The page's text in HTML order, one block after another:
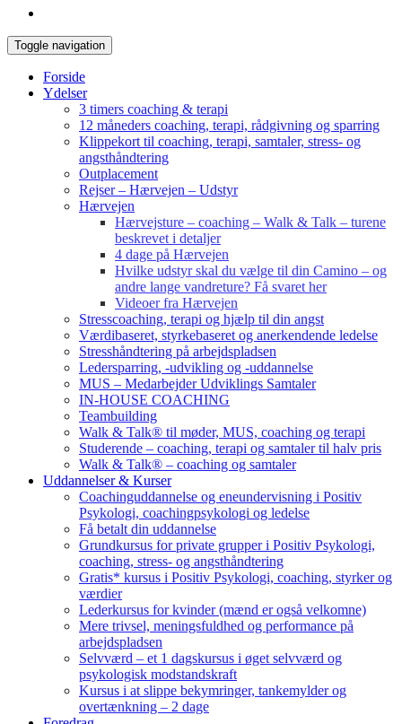
Toggle navigation
Forside
Ydelser
3 timers coaching & terapi
12 måneders coaching, terapi, rådgivning og sparring
Klippekort til coaching, terapi, samtaler, stress- og
angsthåndtering
Outplacement
Rejser – Hærvejen – Udstyr
Hærvejen
Hærvejsture – coaching – Walk & Talk – turene
beskrevet i detaljer
4 dage på Hærvejen
Hvilke udstyr skal du vælge til din Camino – og
andre lange vandreture? Få svaret her
Videoer fra Hærvejen
Stresscoaching, terapi og hjælp til din angst
Værdibaseret, styrkebaseret og anerkendende ledelse
Stresshåndtering på arbejdspladsen
Ledersparring, -udvikling og -uddannelse
MUS – Medarbejder Udviklings Samtaler
IN-HOUSE COACHING
Teambuilding
Walk & Talk® til møder, MUS, coaching og terapi
Studerende – coaching, terapi og samtaler til halv pris
Walk & Talk® – coaching og samtaler
Uddannelser & Kurser
Coachinguddannelse og eneundervisning i Positiv
Psykologi, coachingpsykologi og ledelse
Få betalt din uddannelse
Grundkursus for private grupper i Positiv Psykologi,
coaching, stress- og angsthåndtering
Gratis* kursus i Positiv Psykologi, coaching, styrker og
værdier
Lederkursus for kvinder (mænd er også velkomne)
Mere trivsel, meningsfuldhed og performance på
arbejdspladsen
Selvværd – et 1 dagskursus i øget selvværd og
psykologisk modstandskraft
Kursus i at slippe bekymringer, tankemylder og
overtænkning – 2 dage